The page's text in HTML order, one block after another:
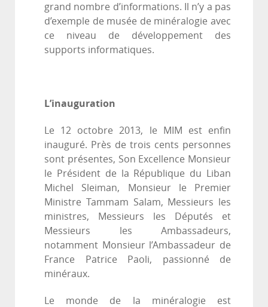
grand nombre d’informations. Il n’y a pas
d’exemple de musée de minéralogie avec
ce niveau de développement des
supports informatiques.
L’inauguration
Le 12 octobre 2013, le MIM est enfin
inauguré. Près de trois cents personnes
sont présentes, Son Excellence Monsieur
le Président de la République du Liban
Michel Sleiman, Monsieur le Premier
Ministre Tammam Salam, Messieurs les
ministres, Messieurs les Députés et
Messieurs les Ambassadeurs,
notamment Monsieur l’Ambassadeur de
France Patrice Paoli, passionné de
minéraux.
Le monde de la minéralogie est